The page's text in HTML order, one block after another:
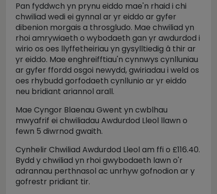
Pan fyddwch yn prynu eiddo mae'n rhaid i chi
chwiliad wedi ei gynnal ar yr eiddo ar gyfer
dibenion morgais a throsgludo. Mae chwiliad yn
rhoi amrywiaeth o wybodaeth gan yr awdurdod i
wirio os oes llyffetheiriau yn gysylltiedig â thir ar
yr eiddo. Mae enghreifftiau'n cynnwys cynlluniau
ar gyfer ffordd osgoi newydd, gwiriadau i weld os
oes rhybudd gorfodaeth cynllunio ar yr eiddo
neu bridiant ariannol arall.
Mae Cyngor Blaenau Gwent yn cwblhau
mwyafrif ei chwiliadau Awdurdod Lleol llawn o
fewn 5 diwrnod gwaith.
Cynhelir Chwiliad Awdurdod Lleol am ffi o £116.40.
Bydd y chwiliad yn rhoi gwybodaeth lawn o'r
adrannau perthnasol ac unrhyw gofnodion ar y
gofrestr pridiant tir.